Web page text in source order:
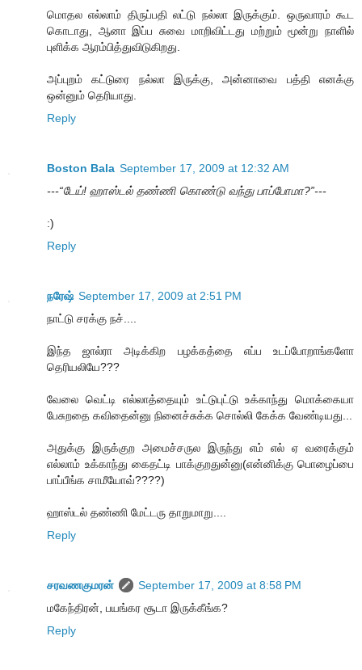
மொதல எல்லாம் திருப்பதி லட்டு நல்லா இருக்கும். ஒருவாரம் கூட
கொடாது, ஆனா இப்ப சுவை மாறிவிட்டது மற்றும் மூன்று நாளில்
புளிக்க ஆரம்பித்துவிடுகிறது.
அப்புறம் கட்டுரை நல்லா இருக்கு, அன்னாவை பத்தி எனக்கு
ஒன்னும் தெரியாது.
Reply
Boston Bala September 17, 2009 at 12:32 AM
---“டேய்! ஹாஸ்டல் தண்ணி கொண்டு வந்து பாப்போமா?”---
:)
Reply
நரேஷ் September 17, 2009 at 2:51 PM
நாட்டு சரக்கு நச்....
இந்த ஜால்ரா அடிக்கிற பழக்கத்தை எப்ப உடப்போறாங்களோ
தெரியலியே???
வேலை வெட்டி எல்லாத்தையும் உட்டுபுட்டு உக்காந்து மொக்கையா
பேசுறதை கவிதைன்னு நினைச்சுக்க சொல்லி கேக்க வேண்டியது...
அதுக்கு இருக்குற அமைச்சருல இருந்து எம் எல் ஏ வரைக்கும்
எல்லாம் உக்காந்து கைதட்டி பாக்குறதுன்னு(என்னிக்கு பொழைப்பை
பாப்பீங்க சாமீயோவ்????)
ஹாஸ்டல் தண்ணி மேட்டரு தாறுமாறு....
Reply
சரவணகுமரன்
September 17, 2009 at 8:58 PM
மகேந்திரன், பயங்கர சூடா இருக்கீங்க?
Reply